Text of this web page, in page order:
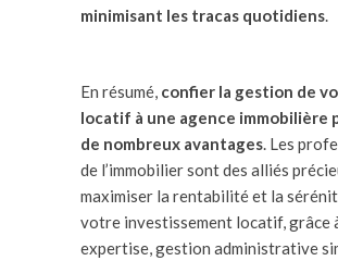
minimisant les tracas quotidiens
En résumé, confier la gestion de
locatif à une agence immobilière
de nombreux avantages . Les
de l’immobilier sont des alliés
maximiser la rentabilité et la
votre investissement locatif, grâce
expertise, gestion administrative